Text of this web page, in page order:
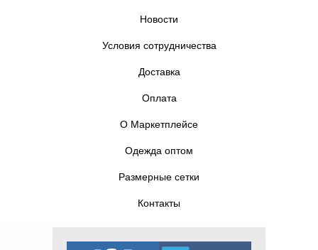
Новости
Условия сотрудничества
Доставка
Оплата
О Маркетплейсе
Одежда оптом
Размерные сетки
Контакты